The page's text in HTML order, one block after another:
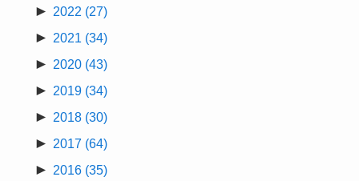
► 2022 (27)
► 2021 (34)
► 2020 (43)
► 2019 (34)
► 2018 (30)
► 2017 (64)
► 2016 (35)